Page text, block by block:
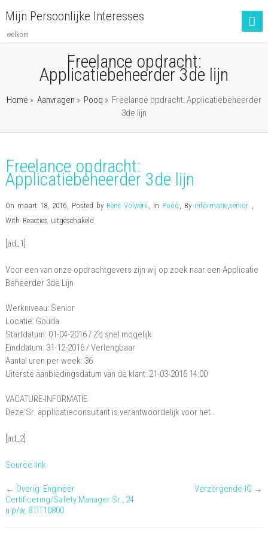
Mijn Persoonlijke Interesses
welkom
Freelance opdracht:
Applicatiebeheerder 3de lijn
Home » Aanvragen » Pooq » Freelance opdracht: Applicatiebeheerder
3de lijn
Freelance opdracht:
Applicatiebeheerder 3de lijn
On maart 18, 2016, Posted by René Volwerk, In Pooq , By informatie,senior ,
With Reacties uitgeschakeldvoor
Applicatiebeheerder
[ad_1]
Voor een van onze opdrachtgevers zijn wij op zoek naar een Applicatie
Beheerder 3de Lijn
Werkniveau: Senior
Locatie: Gouda
Startdatum: 01-04-2016 / Zo snel mogelijk
Einddatum: 31-12-2016 / Verlengbaar
Aantal uren per week: 36
Uiterste aanbiedingsdatum van de klant: 21-03-2016 14:00
VACATURE-INFORMATIE
Deze Sr. applicatieconsultant is verantwoordelijk voor het…
[ad_2]
Source link
← Overig: Engineer
Certificering/Safety Manager Sr., 24
u p/w, BTIT10800
Verzorgende-IG →